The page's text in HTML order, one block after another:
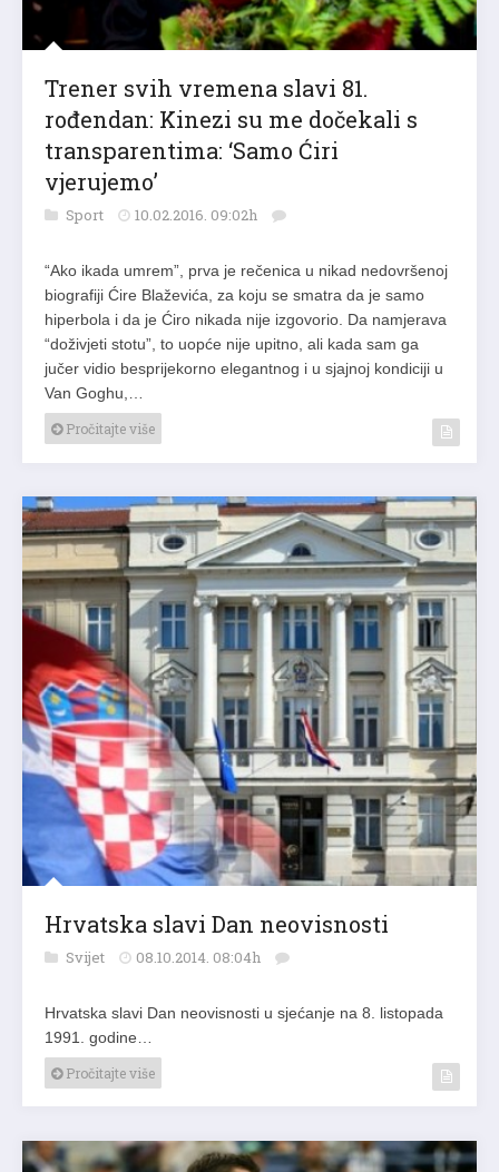
Trener svih vremena slavi 81.
rođendan: Kinezi su me dočekali s
transparentima: ‘Samo Ćiri
vjerujemo’
Sport 10.02.2016. 09:02h
“Ako ikada umrem”, prva je rečenica u nikad nedovršenoj
biografiji Ćire Blaževića, za koju se smatra da je samo
hiperbola i da je Ćiro nikada nije izgovorio. Da namjerava
“doživjeti stotu”, to uopće nije upitno, ali kada sam ga
jučer vidio besprijekorno elegantnog i u sjajnoj kondiciji u
Van Goghu,…
Pročitajte više
Hrvatska slavi Dan neovisnosti
Svijet 08.10.2014. 08:04h
Hrvatska slavi Dan neovisnosti u sjećanje na 8. listopada
1991. godine…
Pročitajte više